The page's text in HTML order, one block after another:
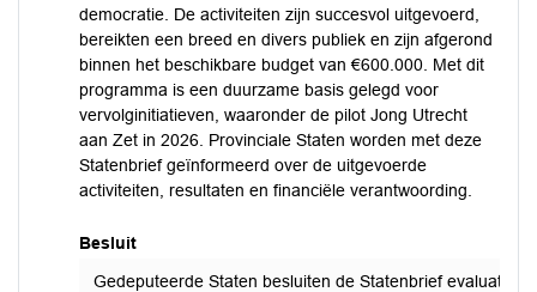
democratie. De activiteiten zijn succesvol uitgevoerd,
bereikten een breed en divers publiek en zijn afgerond
binnen het beschikbare budget van €600.000. Met dit
programma is een duurzame basis gelegd voor
vervolginitiatieven, waaronder de pilot Jong Utrecht
aan Zet in 2026. Provinciale Staten worden met deze
Statenbrief geïnformeerd over de uitgevoerde
activiteiten, resultaten en financiële verantwoording.
Besluit
Gedeputeerde Staten besluiten de Statenbrief evaluatie